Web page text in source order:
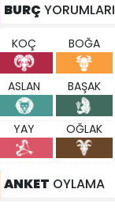
BURÇ YORUMLARI
KOÇ BOĞA
ASLAN BAŞAK
YAY OĞLAK
ANKET OYLAMA